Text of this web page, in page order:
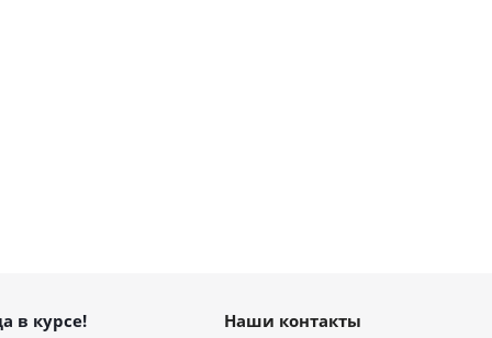
в курсе! Наши контакты